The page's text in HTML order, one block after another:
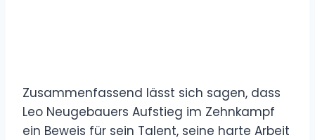
Zusammenfassend lässt sich sagen, dass
Leo Neugebauers Aufstieg im Zehnkampf
ein Beweis für sein Talent, seine harte Arbeit